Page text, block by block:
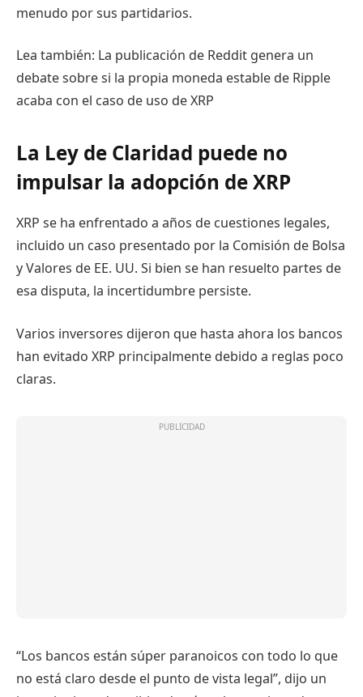
menudo por sus partidarios.
Lea también: La publicación de Reddit genera un
debate sobre si la propia moneda estable de Ripple
acaba con el caso de uso de XRP
La Ley de Claridad puede no
impulsar la adopción de XRP
XRP se ha enfrentado a años de cuestiones legales,
incluido un caso presentado por la Comisión de Bolsa
y Valores de EE. UU. Si bien se han resuelto partes de
esa disputa, la incertidumbre persiste.
Varios inversores dijeron que hasta ahora los bancos
han evitado XRP principalmente debido a reglas poco
claras.
“Los bancos están súper paranoicos con todo lo que
no está claro desde el punto de vista legal”, dijo un